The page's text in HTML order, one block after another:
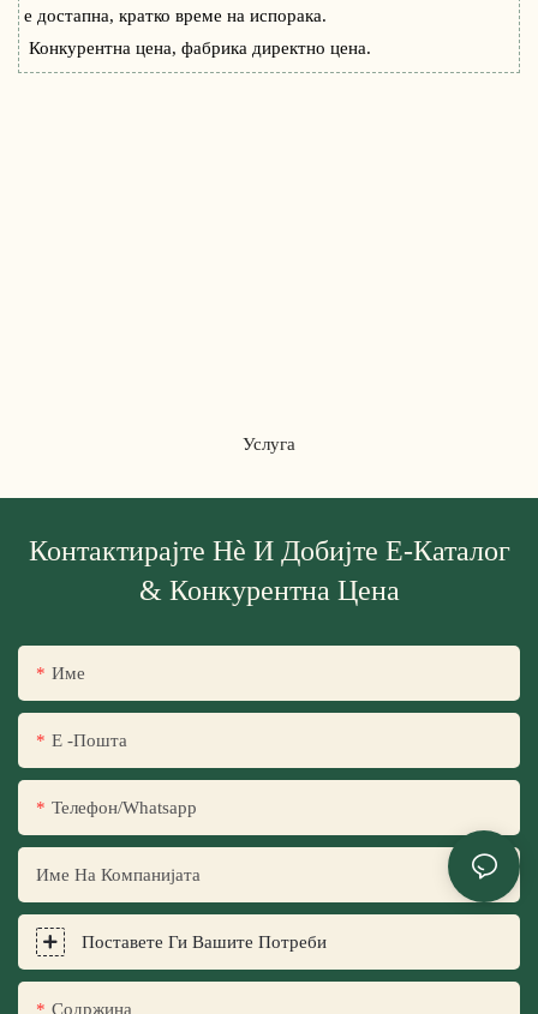
е достапна, кратко време на испорака.
Конкурентна цена, фабрика директно цена.
Услуга
Контактирајте Нè И Добијте Е-Каталог
& Конкурентна Цена
Име
Е -пошта
Телефон/whatsapp
Име На Компанијата
Поставете Ги Вашите Потреби
Содржина